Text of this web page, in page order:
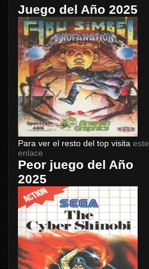
Juego del Año 2025
Para ver el resto del top visita este
enlace
Peor juego del Año
2025